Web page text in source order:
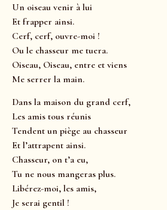
Un oiseau venir à lui
Et frapper ainsi.
Cerf, cerf, ouvre-moi !
Ou le chasseur me tuera.
Oiseau, Oiseau, entre et viens
Me serrer la main.
Dans la maison du grand cerf,
Les amis tous réunis
Tendent un piège au chasseur
Et l’attrapent ainsi.
Chasseur, on t’a eu,
Tu ne nous mangeras plus.
Libérez-moi, les amis,
Je serai gentil !